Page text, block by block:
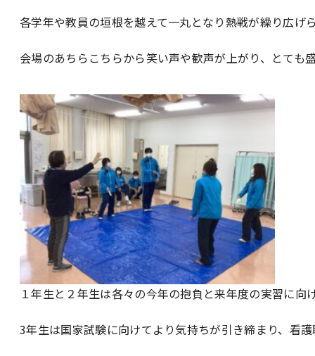
各学年や教員の垣根を越えて一丸となり熱戦が繰り広げ
会場のあちらこちらから笑い声や歓声が上がり、とても
１年生と２年生は各々の今年の抱負と来年度の実習に
3年生は国家試験に向けてより気持ちが引き締まり、看